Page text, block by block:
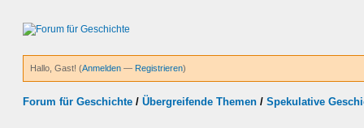
Hallo, Gast! (Anmelden — Registrieren)
Forum für Geschichte / Übergreifende Themen / Spekulative